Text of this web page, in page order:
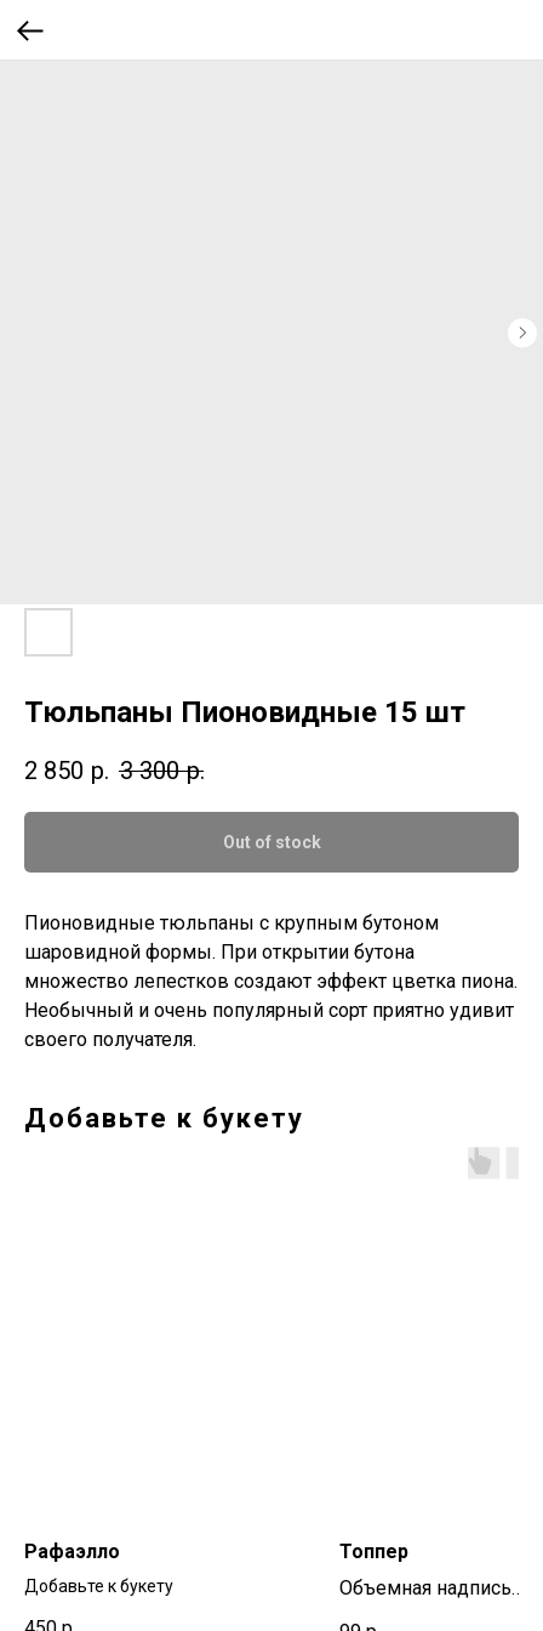
Тюльпаны Пионовидные 15 шт
2 850 р. 3 300 р.
Out of stock
Пионовидные тюльпаны с крупным бутоном
шаровидной формы. При открытии бутона
множество лепестков создают эффект цветка пиона.
Необычный и очень популярный сорт приятно удивит
своего получателя.
Добавьте к букету
Рафаэлло
Добавьте к букету
Топпер
Объемная надпись